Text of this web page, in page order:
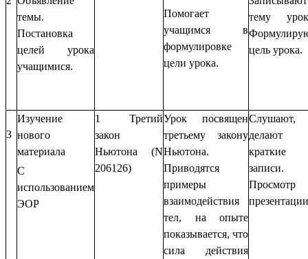
темы.
Постановка
целей урока
учащимися.
Помогает
учащимся в
формулировке
цели урока.
тему
цель урока.
3
Изучение
нового
материала
С
использованием
ЭОР
1 Третий
закон
Ньютона (N
206126)
Урок посвящен
третьему закону
Ньютона.
Приводятся
примеры
взаимодействия
тел, на опыте
показывается, что
сила действия
Слушают,
делают
краткие
записи.
Просмотр
презентации